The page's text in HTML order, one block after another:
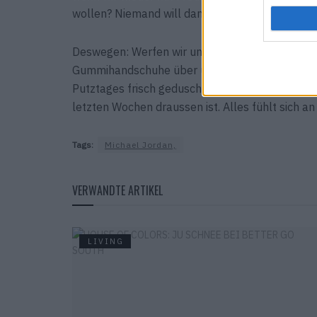
wollen? Niemand will dann einen Gedanken
Deswegen: Werfen wir unsere Lieblingsmusik
Gummihandschuhe über und legen los. Es
Putztages frisch geduscht in das neu
letzten Wochen draussen ist. Alles fühlt sich an
Tags: Michael Jordan,
VERWANDTE ARTIKEL
LIVING